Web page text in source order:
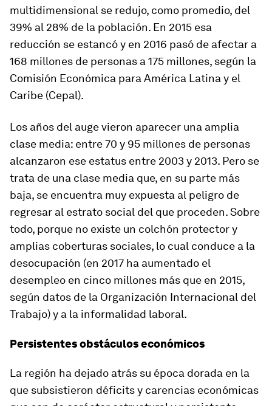
multidimensional se redujo, como promedio, del
39% al 28% de la población. En 2015 esa
reducción se estancó y en 2016 pasó de afectar a
168 millones de personas a 175 millones, según la
Comisión Económica para América Latina y el
Caribe (Cepal).
Los años del auge vieron aparecer una amplia
clase media: entre 70 y 95 millones de personas
alcanzaron ese estatus entre 2003 y 2013. Pero se
trata de una clase media que, en su parte más
baja, se encuentra muy expuesta al peligro de
regresar al estrato social del que proceden. Sobre
todo, porque no existe un colchón protector y
amplias coberturas sociales, lo cual conduce a la
desocupación (en 2017 ha aumentado el
desempleo en cinco millones más que en 2015,
según datos de la Organización Internacional del
Trabajo) y a la informalidad laboral.
Persistentes obstáculos económicos
La región ha dejado atrás su época dorada en la
que subsistieron déficits y carencias económicas